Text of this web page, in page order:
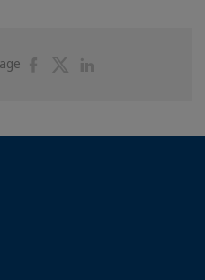
PartagerPartager